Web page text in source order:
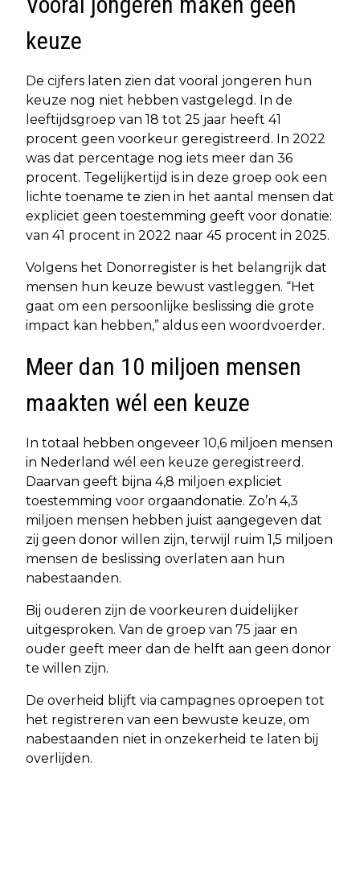
keuze
De cijfers laten zien dat vooral jongeren hun
keuze nog niet hebben vastgelegd. In de
leeftijdsgroep van 18 tot 25 jaar heeft 41
procent geen voorkeur geregistreerd. In 2022
was dat percentage nog iets meer dan 36
procent. Tegelijkertijd is in deze groep ook een
lichte toename te zien in het aantal mensen dat
expliciet geen toestemming geeft voor donatie:
van 41 procent in 2022 naar 45 procent in 2025.
Volgens het Donorregister is het belangrijk dat
mensen hun keuze bewust vastleggen. “Het
gaat om een persoonlijke beslissing die grote
impact kan hebben,” aldus een woordvoerder.
Meer dan 10 miljoen mensen
maakten wél een keuze
In totaal hebben ongeveer 10,6 miljoen mensen
in Nederland wél een keuze geregistreerd.
Daarvan geeft bijna 4,8 miljoen expliciet
toestemming voor orgaandonatie. Zo’n 4,3
miljoen mensen hebben juist aangegeven dat
zij geen donor willen zijn, terwijl ruim 1,5 miljoen
mensen de beslissing overlaten aan hun
nabestaanden.
Bij ouderen zijn de voorkeuren duidelijker
uitgesproken. Van de groep van 75 jaar en
ouder geeft meer dan de helft aan geen donor
te willen zijn.
De overheid blijft via campagnes oproepen tot
het registreren van een bewuste keuze, om
nabestaanden niet in onzekerheid te laten bij
overlijden.